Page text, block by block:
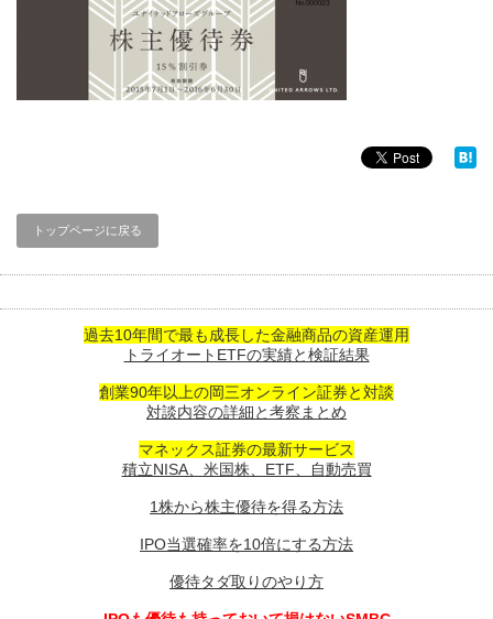
トップページに戻る
過去10年間で最も成長した金融商品の資産運用
トライオートETFの実績と検証結果
創業90年以上の岡三オンライン証券と対談
対談内容の詳細と考察まとめ
マネックス証券の最新サービス
積立NISA、米国株、ETF、自動売買
1株から株主優待を得る方法
IPO当選確率を10倍にする方法
優待タダ取りのやり方